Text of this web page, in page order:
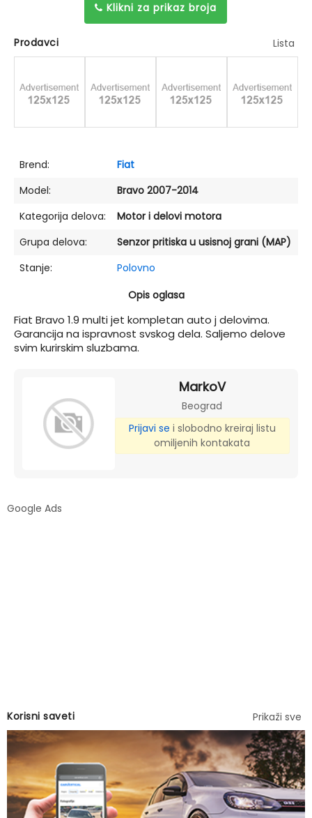
Klikni za prikaz broja
Prodavci Lista
Brend:
Fiat
Model:
Bravo 2007-2014
Kategorija delova:
Motor i delovi motora
Grupa delova:
Senzor pritiska u usisnoj grani (MAP)
Stanje:
Polovno
Opis oglasa
Fiat Bravo 1.9 multi jet kompletan auto j delovima.
Garancija na ispravnost svskog dela. Saljemo delove
svim kurirskim sluzbama.
MarkoV
Beograd
Prijavi se i slobodno kreiraj listu
omiljenih kontakata
Google Ads
Korisni saveti Prikaži sve